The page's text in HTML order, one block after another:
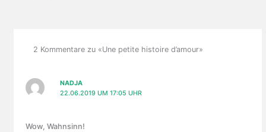
2 Kommentare zu «Une petite histoire d’amour»
NADJA
22.06.2019 UM 17:05 UHR
Wow, Wahnsinn!